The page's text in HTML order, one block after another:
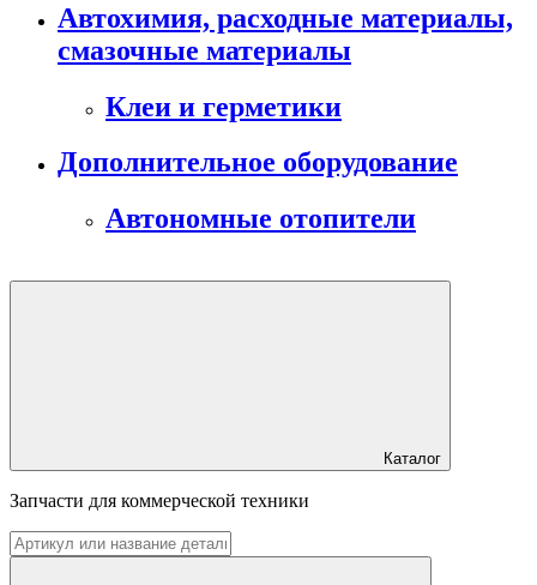
Автохимия, расходные материалы,
смазочные материалы
Клеи и герметики
Дополнительное оборудование
Автономные отопители
Каталог
Запчасти для коммерческой техники